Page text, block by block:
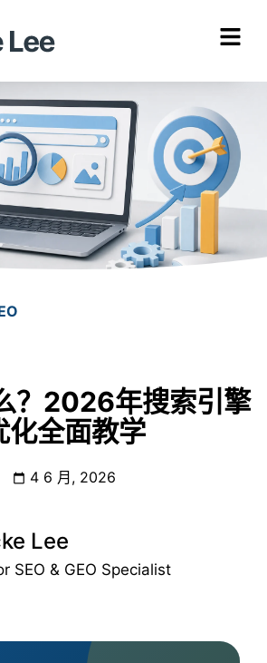
？2026年搜索引擎
化全面教学
4 6 月, 2026
Lee
SEO & GEO Specialist